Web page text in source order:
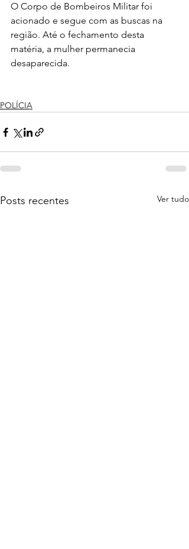
O Corpo de Bombeiros Militar foi
acionado e segue com as buscas na
região. Até o fechamento desta
matéria, a mulher permanecia
desaparecida.
POLÍCIA
Posts recentes Ver tudo